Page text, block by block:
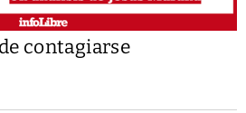
contagiarse